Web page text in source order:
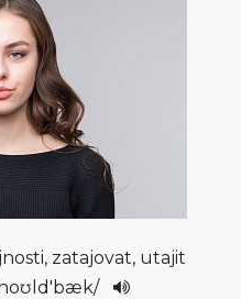
zatajovat, utajit
/